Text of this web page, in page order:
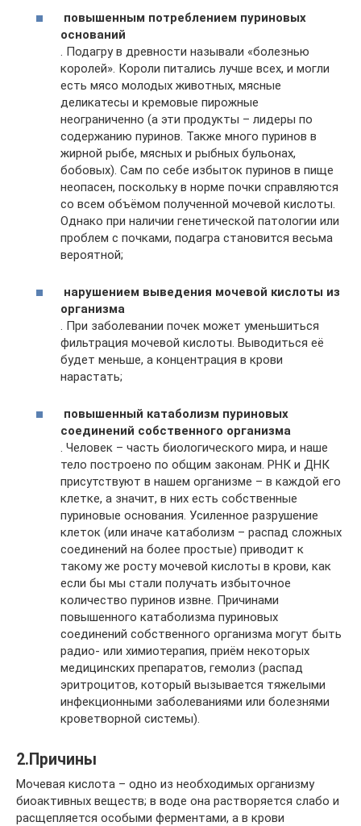
повышенным потреблением пуриновых
оснований
. Подагру в древности называли «болезнью
королей». Короли питались лучше всех, и могли
есть мясо молодых животных, мясные
деликатесы и кремовые пирожные
неограниченно (а эти продукты – лидеры по
содержанию пуринов. Также много пуринов в
жирной рыбе, мясных и рыбных бульонах,
бобовых). Сам по себе избыток пуринов в пище
неопасен, поскольку в норме почки справляются
со всем объёмом полученной мочевой кислоты.
Однако при наличии генетической патологии или
проблем с почками, подагра становится весьма
вероятной;
нарушением выведения мочевой кислоты из
организма
. При заболевании почек может уменьшиться
фильтрация мочевой кислоты. Выводиться её
будет меньше, а концентрация в крови
нарастать;
повышенный катаболизм пуриновых
соединений собственного организма
. Человек – часть биологического мира, и наше
тело построено по общим законам. РНК и ДНК
присутствуют в нашем организме – в каждой его
клетке, а значит, в них есть собственные
пуриновые основания. Усиленное разрушение
клеток (или иначе катаболизм – распад сложных
соединений на более простые) приводит к
такому же росту мочевой кислоты в крови, как
если бы мы стали получать избыточное
количество пуринов извне. Причинами
повышенного катаболизма пуриновых
соединений собственного организма могут быть
радио- или химиотерапия, приём некоторых
медицинских препаратов, гемолиз (распад
эритроцитов, который вызывается тяжелыми
инфекционными заболеваниями или болезнями
кроветворной системы).
2.Причины
Мочевая кислота – одно из необходимых организму
биоактивных веществ; в воде она растворяется слабо и
расщепляется особыми ферментами, а в крови